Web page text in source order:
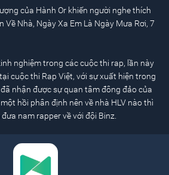
của Hành Or khiến người nghe thích
Nhà, Ngày Xa Em Là Ngày Mưa Rơi, 7
nghiệm trong các cuộc thi rap, lần này
cuộc thi Rap Việt, với sự xuất hiện trong
nhận được sự quan tâm đông đảo của
hồi phân định nên về nhà HLV nào thì
nam rapper về với đội Binz.